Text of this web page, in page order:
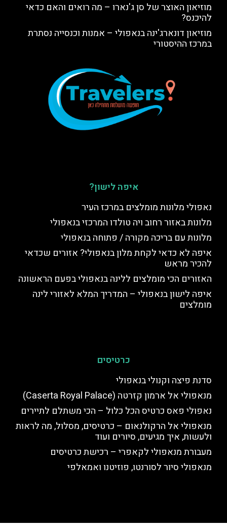
מוזיאון האוצר של סן ג'נארו – מה רואים והאם כדאי
להיכנס?
מוזיאון דונארג'ינה בנאפולי – אמנות וכנסייה נסתרת
במרכז ההיסטורי
איפה לישון?
נאפולי מלונות מומלצים במרכז העיר
מלונות באזור רחוב ויה טולדו המרכזי בנאפולי
מלונות עם בריכה מקורה / פתוחה בנאפולי
איפה לא כדאי לקחת מלון בנאפולי? אזורים שכדאי
להכיר מראש
האזורים הכי מומלצים ללינה בנאפולי בפעם הראשונה
איפה לישון בנאפולי – המדריך המלא לאזורי לינה
מומלצים
כרטיסים
סדנת פיצה וקנולי בנאפולי
מנאפולי אל ארמון קזרטה (Caserta Royal Palace)
נאפולי פאס כרטיס הכל כלול – הכי משתלם לתיירים
מנאפולי אל הרקולנאום – כרטיסים, מסלול, מה לראות
ולעשות, איך מגיעים, סיורים ועוד
מעבורת מנאפולי לקאפרי – רכישת כרטיסים
מנאפולי סיור לסורנטו, פוזיטנו ואמאלפי